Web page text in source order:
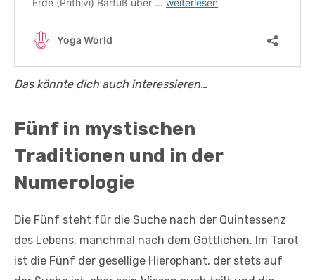
Das könnte dich auch interessieren…
Fünf in mystischen
Traditionen und in der
Numerologie
Die Fünf steht für die Suche nach der Quintessenz
des Lebens, manchmal nach dem Göttlichen. Im Tarot
ist die Fünf der gesellige Hierophant, der stets auf